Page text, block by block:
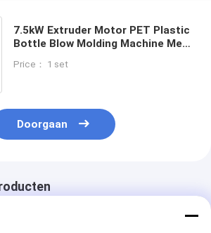
7.5kW Extruder Motor PET Plastic
Bottle Blow Molding Machine Met
Price： 1 set
Doorgaan